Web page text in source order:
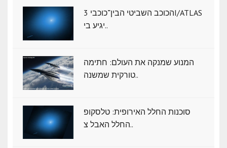
הכוכב השביטי הבין־כוכבי 3I/ATLAS
יגיע בי..
המנוע שמנקה את העולם: חתימה
טורקית שמשנה..
סוכנות החלל האירופית: טלסקופ
החלל האבל צ..